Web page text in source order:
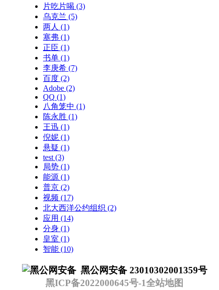
片吃片喝 (3)
乌克兰 (5)
两人 (1)
塞弗 (1)
正臣 (1)
书单 (1)
李庚希 (7)
百度 (2)
Adobe (2)
QQ (1)
八角笼中 (1)
陈永胜 (1)
王迅 (1)
倪妮 (1)
悬疑 (1)
test (3)
局势 (1)
能源 (1)
普京 (2)
视频 (17)
北大西洋公约组织 (2)
应用 (14)
分身 (1)
皇室 (1)
智能 (10)
黑公网安备 23010302001359号
黑ICP备2022000645号-1全站地图